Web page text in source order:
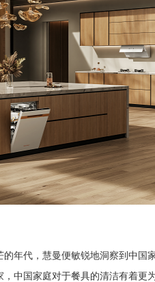
代，慧曼便敏锐地洞察到中国
中国家庭对于餐具的清洁有着更